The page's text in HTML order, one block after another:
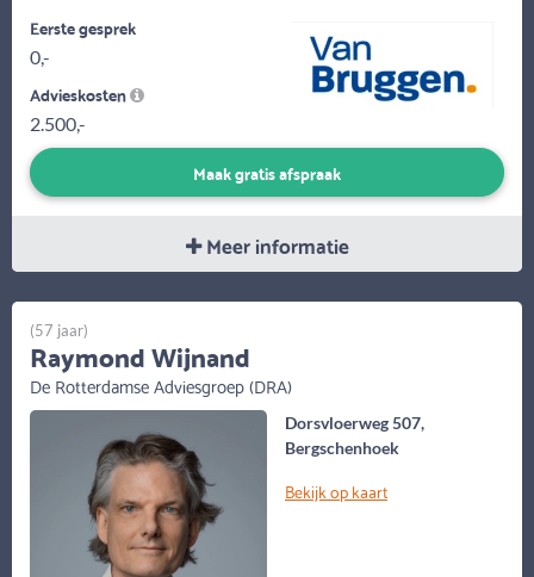
Eerste gesprek
0,-
Advieskosten
2.500,-
Maak gratis afspraak
Meer informatie
Dorsvloerweg 507,
Bergschenhoek
Bekijk op kaart
(57 jaar)
Raymond Wijnand
De Rotterdamse Adviesgroep (DRA)